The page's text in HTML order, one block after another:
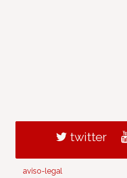
twitter
aviso-legal